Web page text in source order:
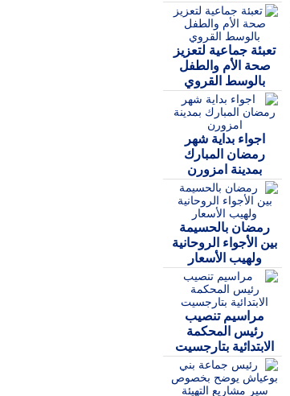
تعبئة جماعية لتعزيز
صحة الأم والطفل
بالوسط القروي
اجواء بداية شهر
رمضان المبارك
بمدينة امزورن
رمضان بالحسيمة
بين الأجواء الروحانية
ولهيب الأسعار
مراسيم تنصيب
رئيس المحكمة
الابتدائية بتارجسيت